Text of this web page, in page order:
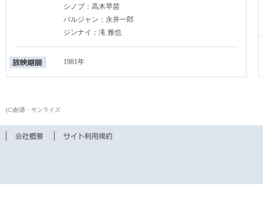
シノブ：高木早苗
バルジャン：永井一郎
ジンナイ：滝 雅也
1981年
(C)創通・サンライズ